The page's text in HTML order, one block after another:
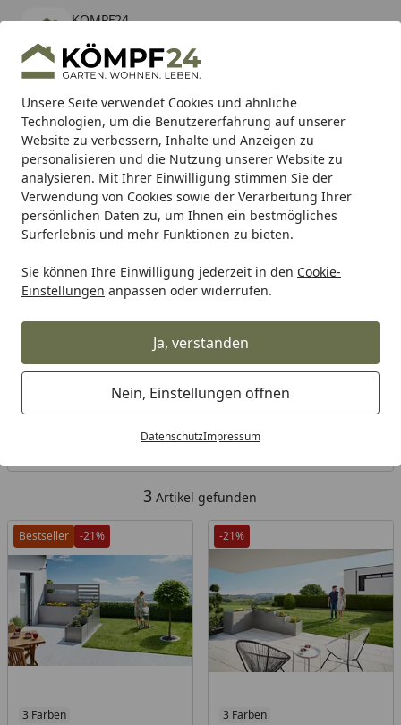
Unsere Seite verwendet Cookies und ähnliche
Technologien, um die Benutzererfahrung auf unserer
Website zu verbessern, Inhalte und Anzeigen zu
personalisieren und die Nutzung unserer Website zu
analysieren. Mit Ihrer Einwilligung stimmen Sie der
Verwendung von Cookies sowie der Verarbeitung Ihrer
persönlichen Daten zu, um Ihnen ein bestmögliches
Surferlebnis und mehr Funktionen zu bieten.
Sie können Ihre Einwilligung jederzeit in den Cookie-
Einstellungen anpassen oder widerrufen.
Ja, verstanden
Nein, Einstellungen öffnen
DatenschutzImpressum
KÖMPF24
kostenlos - Im App Store
Hotline
Alle Produkte
Mein Konto
Suchen
Karibu Pools inkl. gratis Sandfilteranlage & Pool-
Starterset (Gesamtwert bis 468,99€)
Startseite
Biohort Beete & Hochbeete DaVinci
Pflanzkasten-System DaVinci
Ihre Artikelübersicht
Kategorien
3 Artikel gefunden
Bestseller -21%
3 Farben
-21%
3 Farben